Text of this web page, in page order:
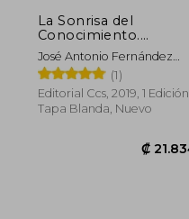
La Sonrisa del
Conocimiento.
(Educación Hoy)
José Antonio Fernández
Bravo
(1)
Editorial Ccs, 2019, 1 Edición,
Tapa Blanda, Nuevo